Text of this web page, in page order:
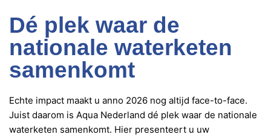
Dé plek waar de
nationale waterketen
samenkomt
Echte impact maakt u anno 2026 nog altijd face-to-face.
Juist daarom is Aqua Nederland dé plek waar de nationale
waterketen samenkomt. Hier presenteert u uw